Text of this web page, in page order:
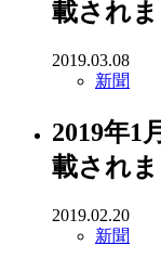
載され
2019.03.08
新聞
2019年1
載され
2019.02.20
新聞